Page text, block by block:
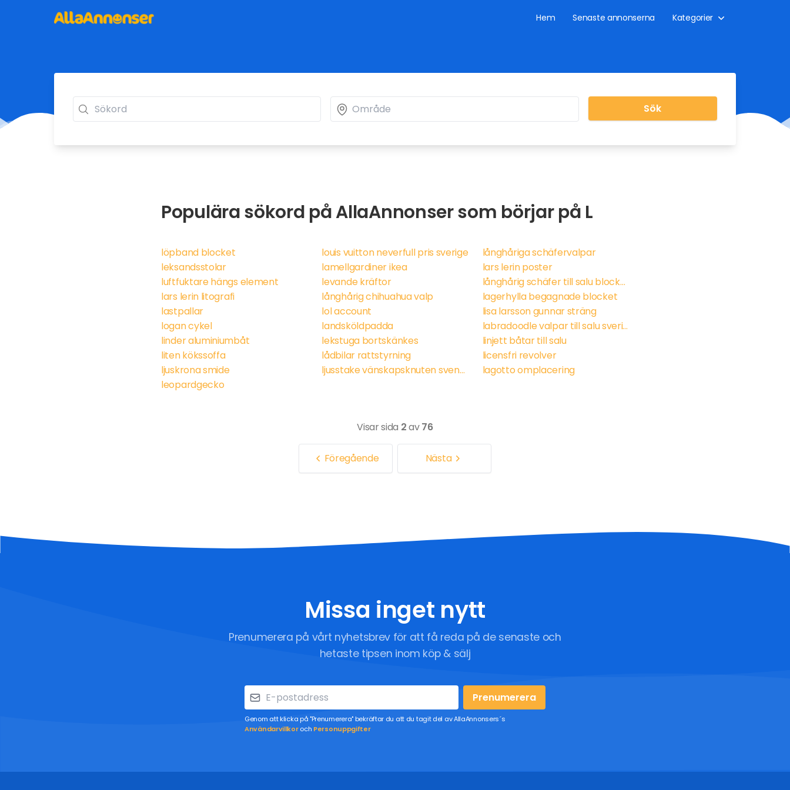
Hem Senaste annonserna Kategorier
Sök
Populära sökord på AllaAnnonser som börjar på L
löpband blocket louis vuitton neverfull pris sverige
långhåriga schäfervalpar
leksandsstolar
lamellgardiner ikea
lars lerin poster
luftfuktare hängs element
levande kräftor
långhårig schäfer till salu blocket
lars lerin litografi
långhårig chihuahua valp
lagerhylla begagnade blocket
lastpallar
lol account
lisa larsson gunnar sträng
logan cykel
landsköldpadda
labradoodle valpar till salu sverige
linder aluminiumbåt
lekstuga bortskänkes
linjett båtar till salu
liten kökssoffa
lådbilar rattstyrning
licensfri revolver
ljuskrona smide
ljusstake vänskapsknuten svenskt tenn
lagotto omplacering
leopardgecko
Visar sida 2av76
Föregående Nästa
Missa inget nytt
Prenumerera på vårt nyhetsbrev för att få reda på de senaste och
hetaste tipsen inom köp & sälj
Prenumerera
Genom att klicka på "Prenumerera" bekräftar du att du tagit del av AllaAnnonsers´s
Användarvillkoroch Personuppgifter